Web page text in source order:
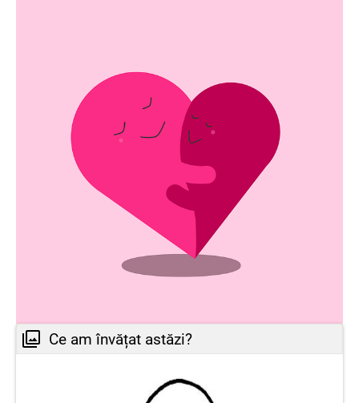
Ce am învățat astăzi?